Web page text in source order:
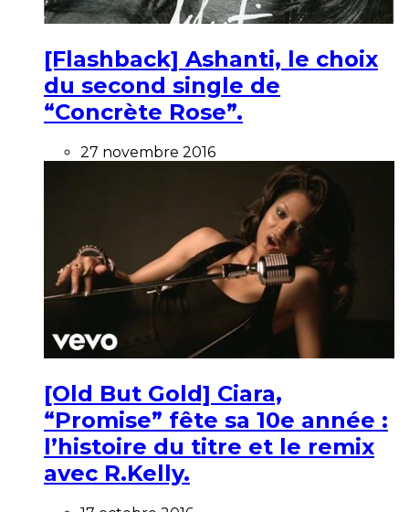
[Flashback] Ashanti, le choix
du second single de
“Concrète Rose”.
27 novembre 2016
[Old But Gold] Ciara,
“Promise” fête sa 10e année :
l’histoire du titre et le remix
avec R.Kelly.